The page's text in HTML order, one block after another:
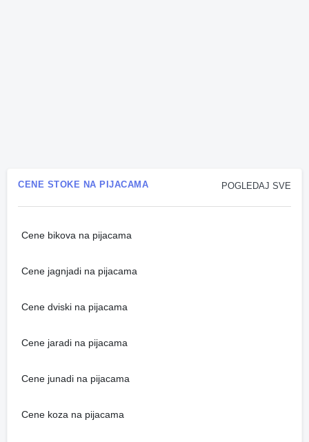
POGLEDAJ SVE
CENE STOKE NA PIJACAMA
Cene bikova na pijacama
Cene jagnjadi na pijacama
Cene dviski na pijacama
Cene jaradi na pijacama
Cene junadi na pijacama
Cene koza na pijacama